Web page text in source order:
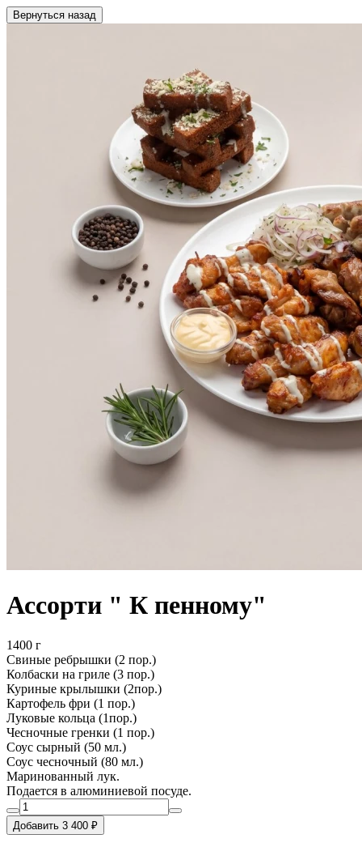
Вернуться назад
Ассорти " К пенному"
1400 г
Свиные ребрышки (2 пор.)
Колбаски на гриле (3 пор.)
Куриные крылышки (2пор.)
Картофель фри (1 пор.)
Луковые кольца (1пор.)
Чесночные гренки (1 пор.)
Соус сырный (50 мл.)
Соус чесночный (80 мл.)
Маринованный лук.
Подается в алюминиевой посуде.
Добавить 3 400 ₽